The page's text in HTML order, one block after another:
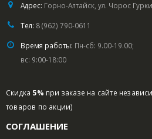
Адрес: Горно-Алтайск, ул. Чорос
Тел: 8 (962) 790-0611
Время работы: Пн-сб: 9.00-19.00;
вс: 9:00-18:00
Скидка 5% при заказе на сайте
товаров по акции)
СОГЛАШЕНИЕ